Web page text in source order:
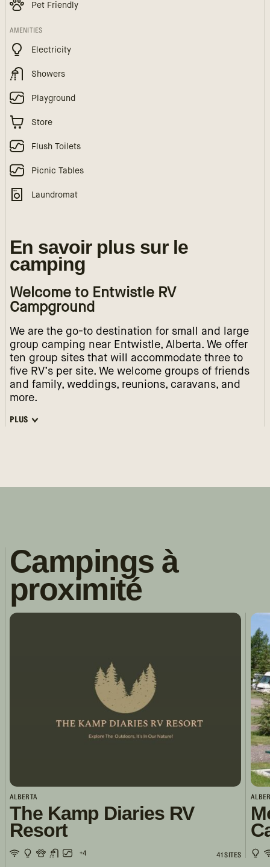
Pet Friendly
AMENITIES
Electricity
Showers
Playground
Store
Flush Toilets
Picnic Tables
Laundromat
En savoir plus sur le
camping
Welcome to Entwistle RV
Campground
We are the go-to destination for small and large
group camping near Entwistle, Alberta. We offer
ten group sites that will accommodate three to
five RV’s per site. We welcome groups of friends
and family, weddings, reunions, caravans, and
more.
PLUS
Campings à
proximité
ALBERTA
The Kamp Diaries RV
Resort
+4 41 SITES